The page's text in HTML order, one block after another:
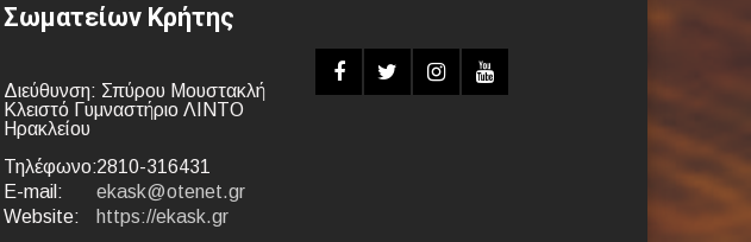
Σωματείων Κρήτης
Διεύθυνση: Σπύρου Μουστακλή
Κλειστό Γυμναστήριο ΛΙΝΤΟ
Ηρακλείου
Τηλέφωνο:2810-316431
E-mail:
ekask@otenet.gr
Website:
https://ekask.gr